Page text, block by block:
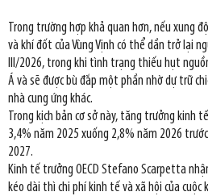
Trong trường hợp khả quan hơn, nếu xung
và khí đốt của Vùng Vịnh có thể dần trở lại
III/2026, trong khi tình trạng thiếu hụt
Á và sẽ được bù đắp một phần nhờ dự trữ
nhà cung ứng khác.
Trong kịch bản cơ sở này, tăng trưởng kinh
3,4% năm 2025 xuống 2,8% năm 2026
2027.
Kinh tế trưởng OECD Stefano Scarpetta
kéo dài thì chi phí kinh tế và xã hội của